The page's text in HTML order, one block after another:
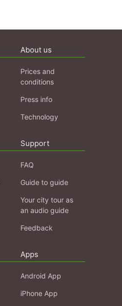
About us
Prices and
conditions
Press info
Technology
Support
FAQ
Guide to guide
Your city tour as
an audio guide
Feedback
Apps
Android App
iPhone App